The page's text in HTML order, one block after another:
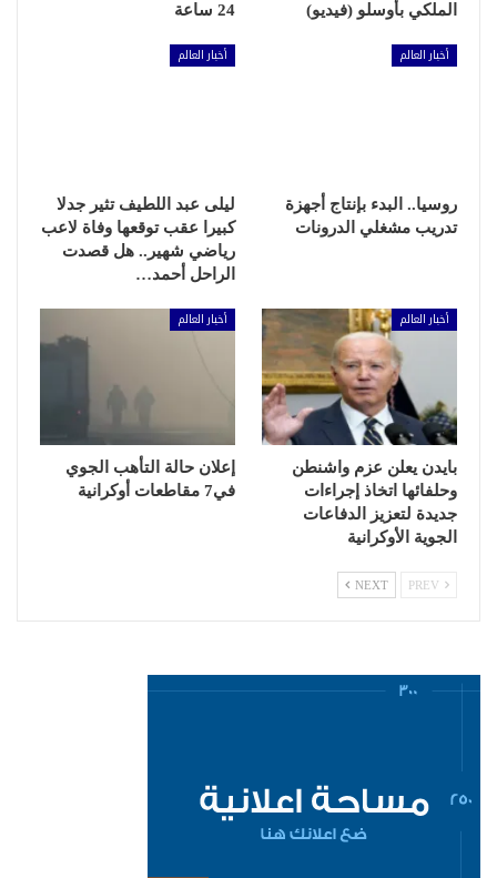
الملكي بأوسلو (فيديو)
24 ساعة
أخبار العالم
روسيا.. البدء بإنتاج أجهزة
تدريب مشغلي الدرونات
أخبار العالم
ليلى عبد اللطيف تثير جدلا
كبيرا عقب توقعها وفاة لاعب
رياضي شهير.. هل قصدت
الراحل أحمد…
أخبار العالم
بايدن يعلن عزم واشنطن
وحلفائها اتخاذ إجراءات
جديدة لتعزيز الدفاعات
الجوية الأوكرانية
أخبار العالم
إعلان حالة التأهب الجوي
في7 مقاطعات أوكرانية
NEXT